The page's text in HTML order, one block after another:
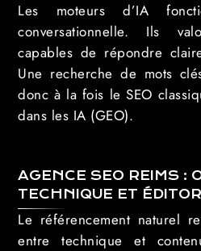
Les moteurs d’IA
conversationnelle. Ils
capables de répondre
Une recherche de mots
donc à la fois le SEO
dans les IA (GEO).
AGENCE SEO REIMS :
TECHNIQUE ET
Le référencement naturel
entre technique et